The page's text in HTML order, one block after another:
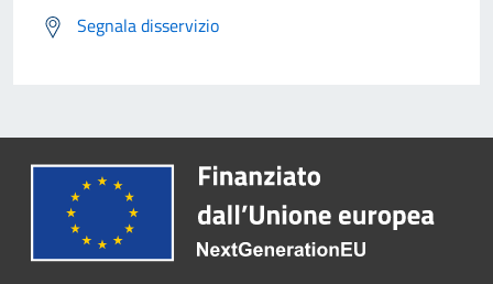
Segnala disservizio